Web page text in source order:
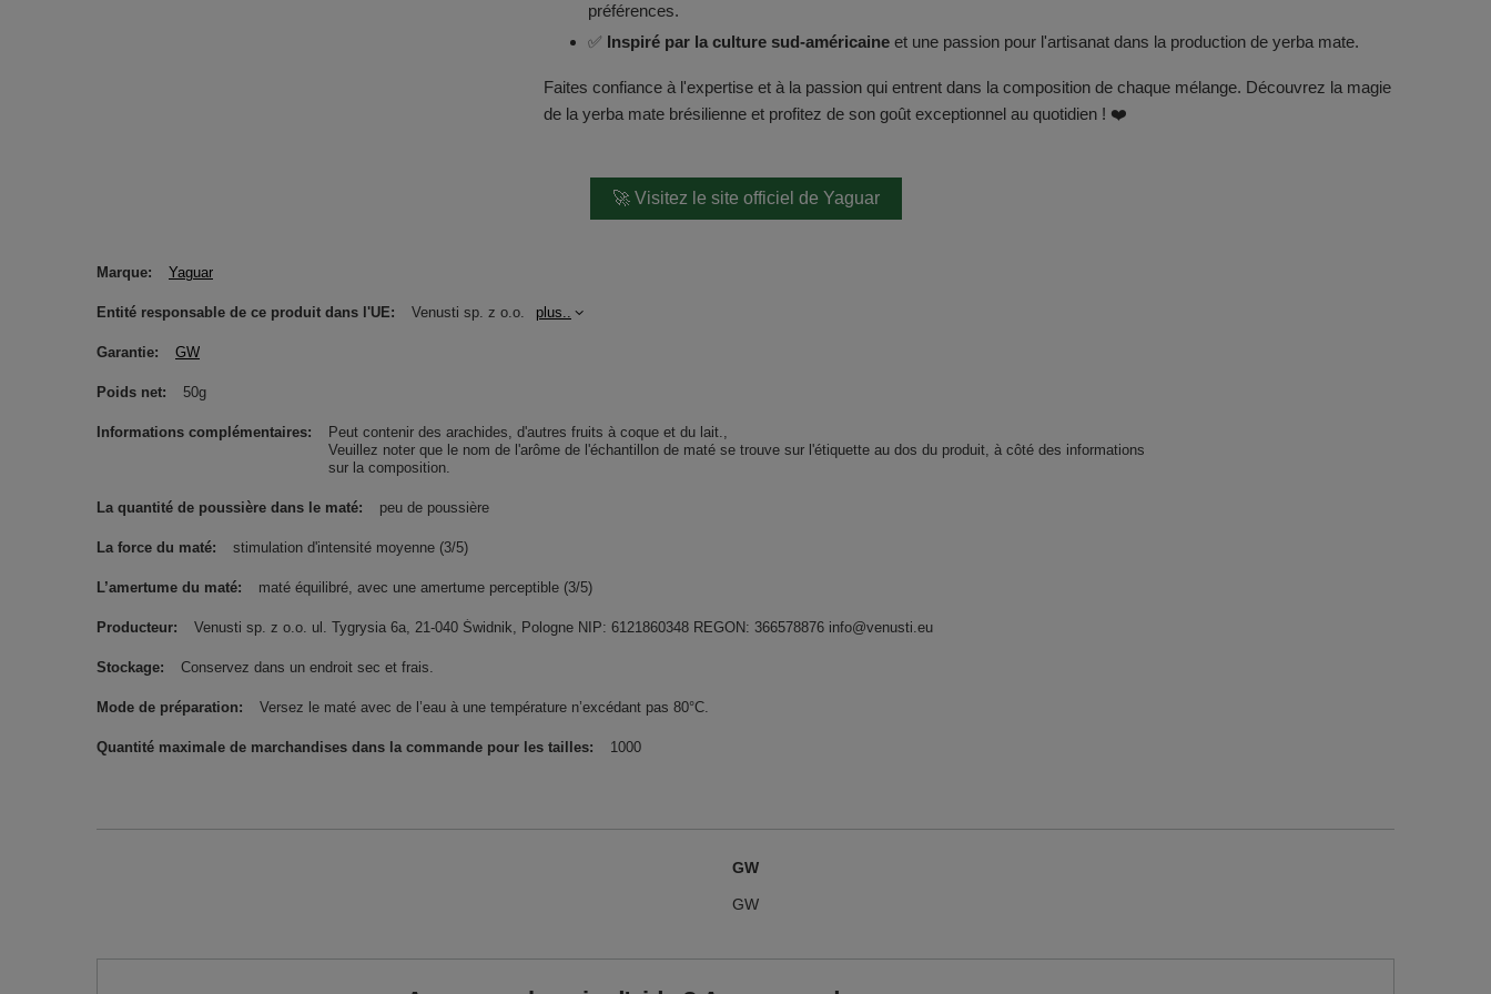
préférences.
✅ Inspiré par la culture sud-américaine et une passion pour l'artisanat dans la production de yerba mate.
Faites confiance à l'expertise et à la passion qui entrent dans la composition de chaque mélange. Découvrez la magie
de la yerba mate brésilienne et profitez de son goût exceptionnel au quotidien ! ❤️
🚀 Visitez le site officiel de Yaguar
Marque Yaguar
Entité responsable de ce produit dans l'UE Venusti sp. z o.o. plus..
Garantie GW
Poids net 50g
Informations complémentaires
Peut contenir des arachides, d'autres fruits à coque et du lait.
Veuillez noter que le nom de l'arôme de l'échantillon de maté se trouve sur l'étiquette au dos du produit, à côté des informations
sur la composition.
La quantité de poussière dans le maté peu de poussière
La force du maté stimulation d'intensité moyenne (3/5)
L’amertume du maté maté équilibré, avec une amertume perceptible (3/5)
Producteur Venusti sp. z o.o. ul. Tygrysia 6a, 21-040 Świdnik, Pologne NIP: 6121860348 REGON: 366578876 info@venusti.eu
Stockage Conservez dans un endroit sec et frais.
Mode de préparation Versez le maté avec de l’eau à une température n’excédant pas 80°C.
Quantité maximale de marchandises dans la commande pour les tailles 1000
GW
GW